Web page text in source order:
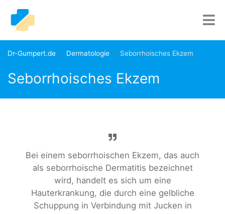
Dr-Gumpert.de Dermatologie Seborrhoisches Ekzem
Seborrhoisches Ekzem
Bei einem seborrhoischen Ekzem, das auch
als seborrhoische Dermatitis bezeichnet
wird, handelt es sich um eine
Hauterkrankung, die durch eine gelbliche
Schuppung in Verbindung mit Jucken in